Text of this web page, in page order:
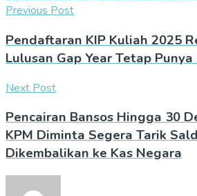
Previous Post
Pendaftaran KIP Kuliah 2025
Lulusan Gap Year Tetap
Next Post
Pencairan Bansos Hingga 30
KPM Diminta Segera Tarik
Dikembalikan ke Kas Negara